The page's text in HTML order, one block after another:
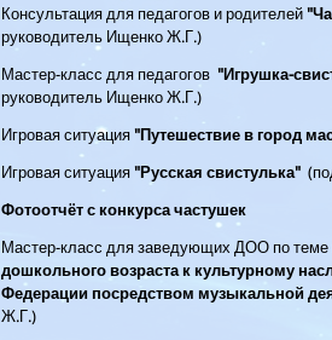
Консультация для педагогов и родителей
руководитель Ищенко Ж.Г.)
Мастер-класс для педагогов "Игрушка-
руководитель Ищенко Ж.Г.)
Игровая ситуация"Путешествие в город
Игровая ситуация"Русская свистулька"
Фотоотчёт с конкурса частушек
Мастер-класс для заведующих ДОО по теме
дошкольного возраста к культурному
Федерации посредством музыкальной
Ж.Г.)